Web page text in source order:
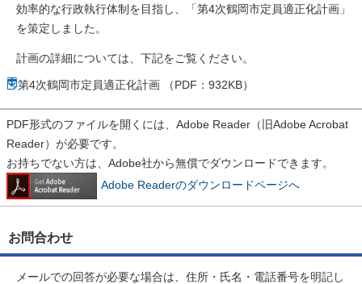
効率的な行政執行体制を目指し、「第4次鶴岡市定員適正化計画」
を策定しました。
計画の詳細については、下記をご覧ください。
第4次鶴岡市定員適正化計画 （PDF：932KB）
PDF形式のファイルを開くには、Adobe Reader（旧Adobe Acrobat
Reader）が必要です。
お持ちでない方は、Adobe社から無償でダウンロードできます。
Adobe Readerのダウンロードページへ
お問合わせ
メールでの回答が必要な場合は、住所・氏名・電話番号を明記し